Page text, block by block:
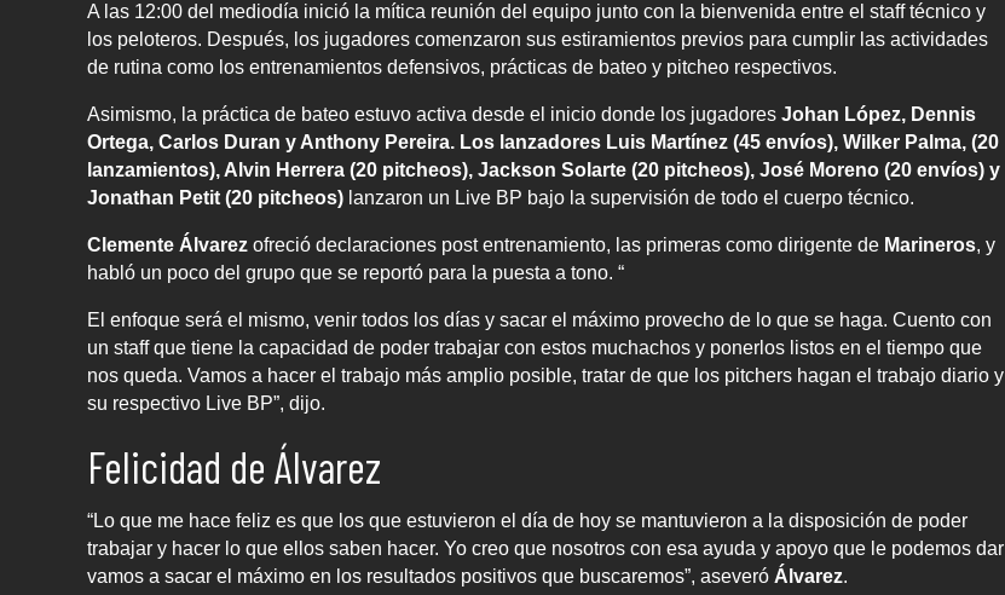
A las 12:00 del mediodía inició la mítica reunión del equipo junto con la bienvenida entre el staff técnico y
los peloteros. Después, los jugadores comenzaron sus estiramientos previos para cumplir las actividades
de rutina como los entrenamientos defensivos, prácticas de bateo y pitcheo respectivos.
Asimismo, la práctica de bateo estuvo activa desde el inicio donde los jugadores Johan López, Dennis
Ortega, Carlos Duran y Anthony Pereira. Los lanzadores Luis Martínez (45 envíos), Wilker Palma, (20
lanzamientos), Alvin Herrera (20 pitcheos), Jackson Solarte (20 pitcheos), José Moreno (20 envíos) y
Jonathan Petit (20 pitcheos) lanzaron un Live BP bajo la supervisión de todo el cuerpo técnico.
Clemente Álvarez ofreció declaraciones post entrenamiento, las primeras como dirigente de Marineros, y
habló un poco del grupo que se reportó para la puesta a tono. “
El enfoque será el mismo, venir todos los días y sacar el máximo provecho de lo que se haga. Cuento con
un staff que tiene la capacidad de poder trabajar con estos muchachos y ponerlos listos en el tiempo que
nos queda. Vamos a hacer el trabajo más amplio posible, tratar de que los pitchers hagan el trabajo diario y
su respectivo Live BP”, dijo.
Felicidad de Álvarez
“Lo que me hace feliz es que los que estuvieron el día de hoy se mantuvieron a la disposición de poder
trabajar y hacer lo que ellos saben hacer. Yo creo que nosotros con esa ayuda y apoyo que le podemos dar
vamos a sacar el máximo en los resultados positivos que buscaremos”, aseveró Álvarez.